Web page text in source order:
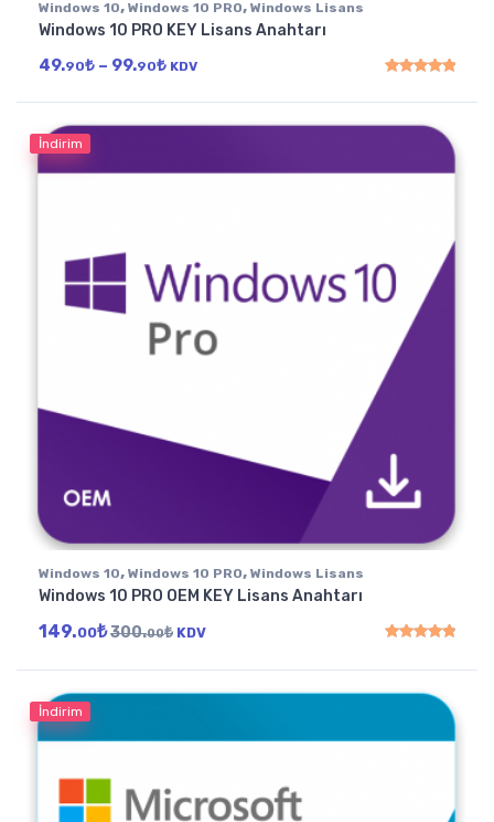
Windows 10, Windows 10 PRO, Windows Lisans
Windows 10 PRO KEY Lisans Anahtarı
49.90₺ – 99.90₺Fiyat aralığı: 49.90₺ - 99.90₺
KDV
5 üzerinden5.00
İndirim
Windows 10, Windows 10 PRO, Windows Lisans
Windows 10 PRO OEM KEY Lisans Anahtarı
149.00₺300.00₺ KDV
5 üzerinden4.91
İndirim